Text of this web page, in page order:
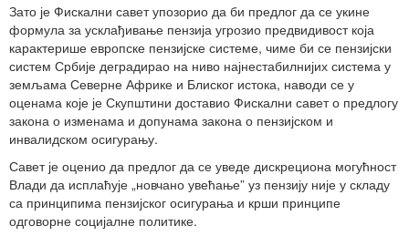
Зато је Фискални савет упозорио да би предлог да се укине
формула за усклађивање пензија угрозио предвидивост која
карактерише европске пензијске системе, чиме би се пензијски
систем Србије деградирао на ниво најнестабилнијих система у
земљама Северне Африке и Блиског истока, наводи се у
оценама које је Скупштини доставио Фискални савет о предлогу
закона о изменама и допунама закона о пензијском и
инвалидском осигурању.
Савет је оценио да предлог да се уведе дискрециона могућност
Влади да исплаћује „новчано увећање” уз пензију није у складу
са принципима пензијског осигурања и крши принципе
одговорне социјалне политике.